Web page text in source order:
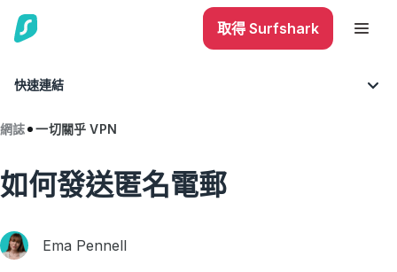
取得 Surfshark
快速連結
網誌 一切關乎 VPN
如何發送匿名電郵
Ema Pennell